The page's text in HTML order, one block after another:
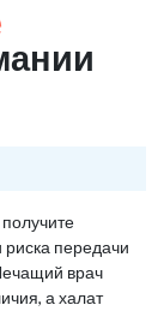
риска передачи
врач
а халат